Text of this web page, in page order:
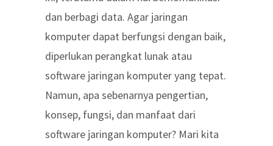
dan berbagi data. Agar jaringan
komputer dapat berfungsi dengan baik,
diperlukan perangkat lunak atau
software jaringan komputer yang tepat.
Namun, apa sebenarnya pengertian,
konsep, fungsi, dan manfaat dari
software jaringan komputer? Mari kita